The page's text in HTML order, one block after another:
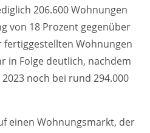
206.600 Wohnungen
von 18 Prozent gegenüber
fertiggestellten Wohnungen
in Folge deutlich, nachdem
noch bei rund 294.000
einen Wohnungsmarkt, der